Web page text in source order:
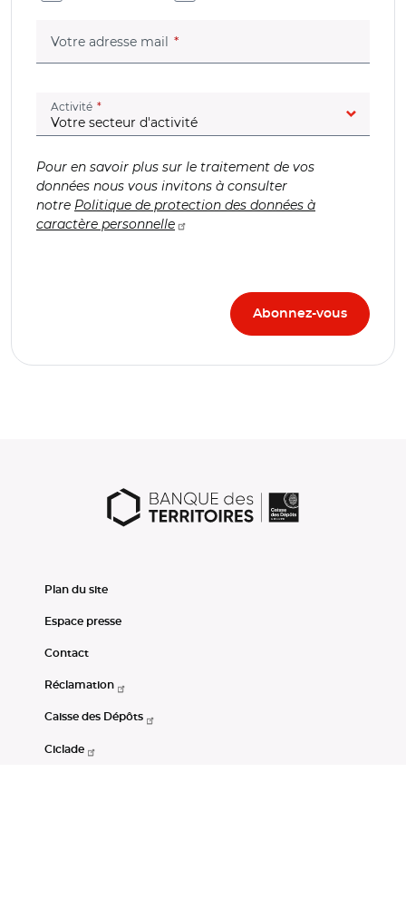
Votre adresse mail (champ obligatoire)
Activité (champ obligatoire)
Pour en savoir plus sur le traitement de vos
données nous vous invitons à consulter
notre Politique de protection des données à
caractère personnelle
Plan du site
Espace presse
Contact
Réclamation
Caisse des Dépôts
Ciclade